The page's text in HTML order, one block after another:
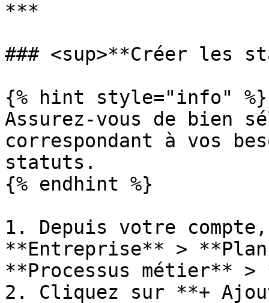
***
### <sup>**Créer les
{% hint style="info" %}
Assurez-vous de bien
correspondant à vos
statuts.
{% endhint %}
1. Depuis votre
**Entreprise** >
**Processus métier**
2. Cliquez sur **+